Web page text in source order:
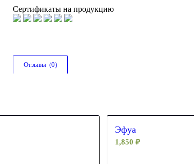
Сертификаты на продукцию
Отзывы  (0)
Эфуа
1,850 ₽